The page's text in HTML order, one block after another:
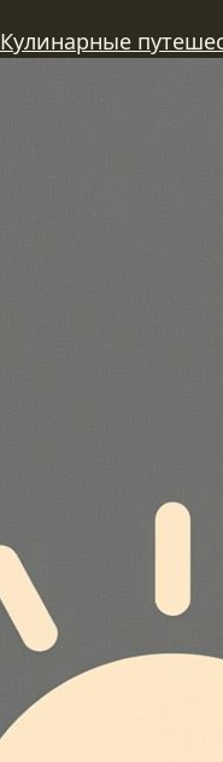
Кулинарные